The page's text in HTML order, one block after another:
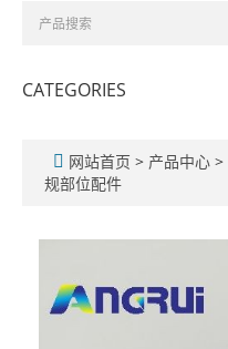
CATEGORIES
网站首页 > 产品中心 >
规部位配件